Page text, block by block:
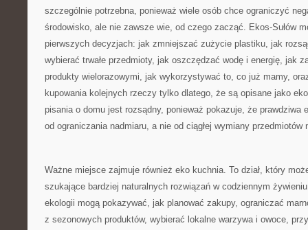
szczególnie potrzebna, ponieważ wiele osób chce ograniczyć
środowisko, ale nie zawsze wie, od czego zacząć. Ekos-Sułów
pierwszych decyzjach: jak zmniejszać zużycie plastiku, jak
wybierać trwałe przedmioty, jak oszczędzać wodę i energię, jak
produkty wielorazowymi, jak wykorzystywać to, co już mamy,
kupowania kolejnych rzeczy tylko dlatego, że są opisane jako
pisania o domu jest rozsądny, ponieważ pokazuje, że prawdziwa
od ograniczania nadmiaru, a nie od ciągłej wymiany przedmiotów
Ważne miejsce zajmuje również eko kuchnia. To dział, który
szukające bardziej naturalnych rozwiązań w codziennym
ekologii mogą pokazywać, jak planować zakupy, ograniczać
z sezonowych produktów, wybierać lokalne warzywa i owoce,